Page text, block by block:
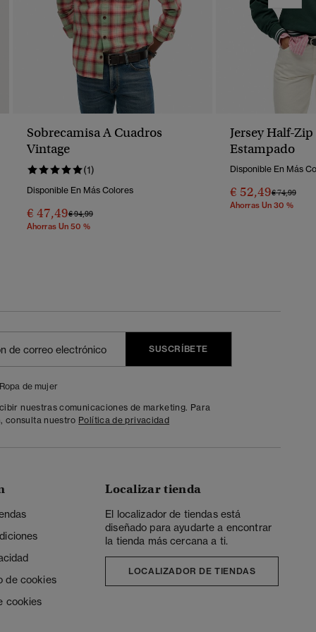
Sobrecamisa A Cuadros
Vintage
(1)
Disponible En Más Colores
€ 47,49Precio Rebajado De
€ 94,99A
Ahorras Un 50 %
Jersey Half-
Estampado
Disponible En Más
€ 52,49Precio
€ 74,99A
Ahorras Un 30 %
SUSCRÍBETE
de mujer
nuestras comunicaciones de marketing. Para
consulta nuestro Política de privacidad
de cookies
cookies
Localizar tienda
El localizador de tiendas está
diseñado para ayudarte a encontrar
la tienda más cercana a ti.
LOCALIZADOR DE TIENDAS